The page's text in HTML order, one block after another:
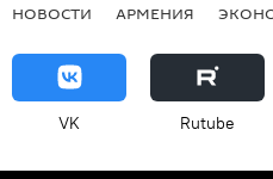
НОВОСТИ АРМЕНИЯ
VK Rutube